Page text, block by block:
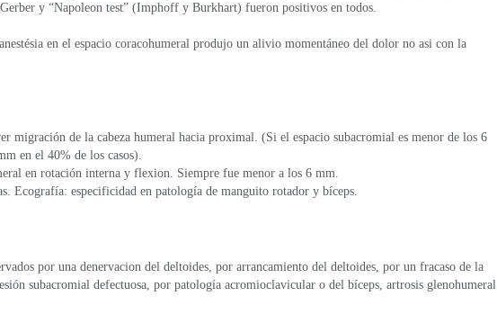
y “Napoleon test” (Imphoff y Burkhart) fueron positivos en todos.
en el espacio coracohumeral produjo un alivio momentáneo del dolor no asi con la
migración de la cabeza humeral hacia proximal. (Si el espacio subacromial es menor de los 6
en el 40% de los casos).
en rotación interna y flexion. Siempre fue menor a los 6 mm.
Ecografía: especificidad en patología de manguito rotador y bíceps.
por una denervacion del deltoides, por arrancamiento del deltoides, por un fracaso de la
subacromial defectuosa, por patología acromioclavicular o del bíceps, artrosis glenohumeral